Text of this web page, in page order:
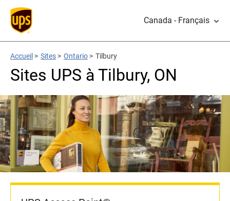
Canada - Français
Accueil > Sites > Ontario > Tilbury
Sites UPS à Tilbury, ON